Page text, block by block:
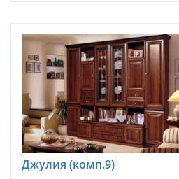
Джулия (комп.9)